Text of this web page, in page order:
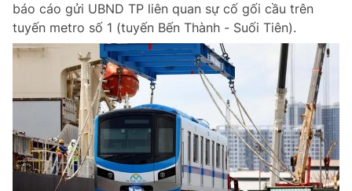
báo cáo gửi UBND TP liên quan sự cố gối cầu trên
tuyến metro số 1 (tuyến Bến Thành - Suối Tiên).